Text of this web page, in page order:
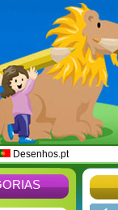
Desenhos.pt